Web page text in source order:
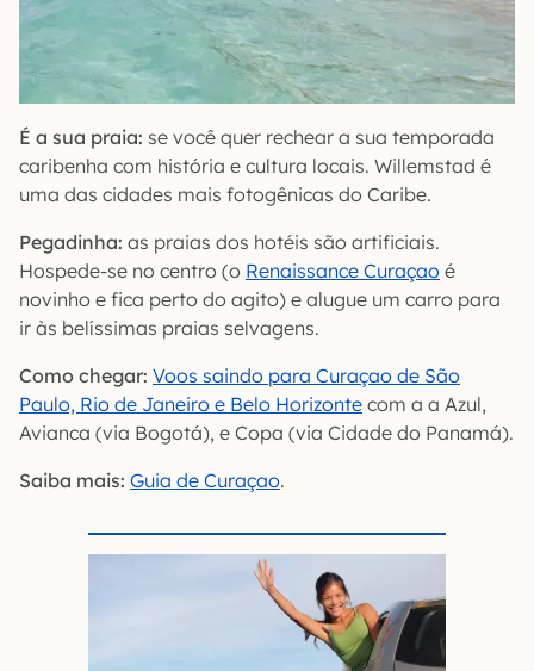
É a sua praia: se você quer rechear a sua temporada
caribenha com história e cultura locais. Willemstad é
uma das cidades mais fotogênicas do Caribe.
Pegadinha: as praias dos hotéis são artificiais.
Hospede-se no centro (o Renaissance Curaçao é
novinho e fica perto do agito) e alugue um carro para
ir às belíssimas praias selvagens.
Como chegar: Voos saindo para Curaçao de São
Paulo, Rio de Janeiro e Belo Horizonte com a a Azul,
Avianca (via Bogotá), e Copa (via Cidade do Panamá).
Saiba mais: Guia de Curaçao.